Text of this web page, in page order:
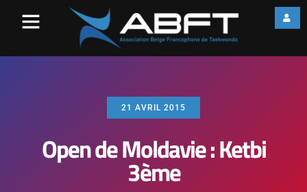
21 AVRIL 2015
Open de Moldavie : Ketbi
3ème